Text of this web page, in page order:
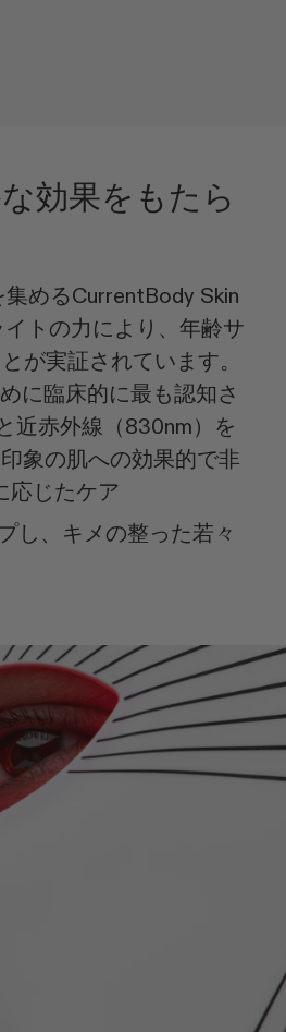
効果をもたら
めるCurrentBody Skin
トの力により、年齢サ
が実証されています。
に臨床的に最も認知さ
近赤外線（830nm）を
象の肌への効果的で非
応じたケア
し、キメの整った若々